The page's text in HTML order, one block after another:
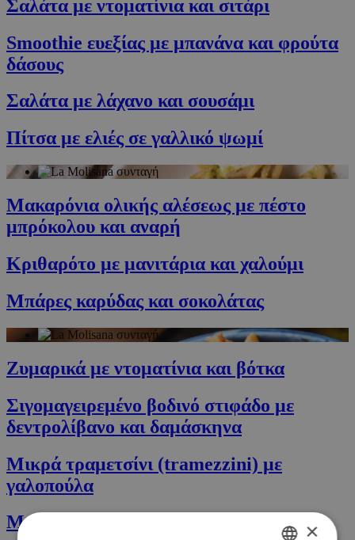
Σαλάτα με ντοματίνια και σιτάρι
Smoothie ευεξίας με μπανάνα και φρούτα
δάσους
Σαλάτα με λάχανο και σουσάμι
Πίτσα με ελιές σε γαλλικό ψωμί
Μακαρόνια ολικής αλέσεως με πέστο
μπρόκολου και αναρή
Κριθαρότο με μανιτάρια και χαλούμι
Μπάρες καρύδας και σοκολάτας
Ζυμαρικά με ντοματίνια και βότκα
Σιγομαγειρεμένο βοδινό στιφάδο με
δεντρολίβανο και δαμάσκηνα
Μικρά τραμετσίνι (tramezzini) με
γαλοπούλα
Μεξικάνικο φαγητό στο ηλεκτρό τηγάνι
×